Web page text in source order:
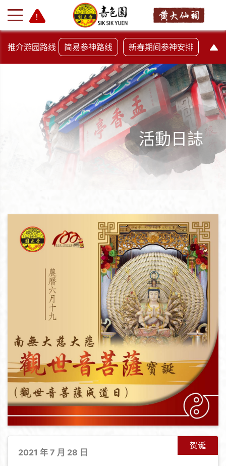
+
推介游园路线 简易参神路线 新春期间参神安排
活動日誌
贺诞
2021 年 7 月 28 日